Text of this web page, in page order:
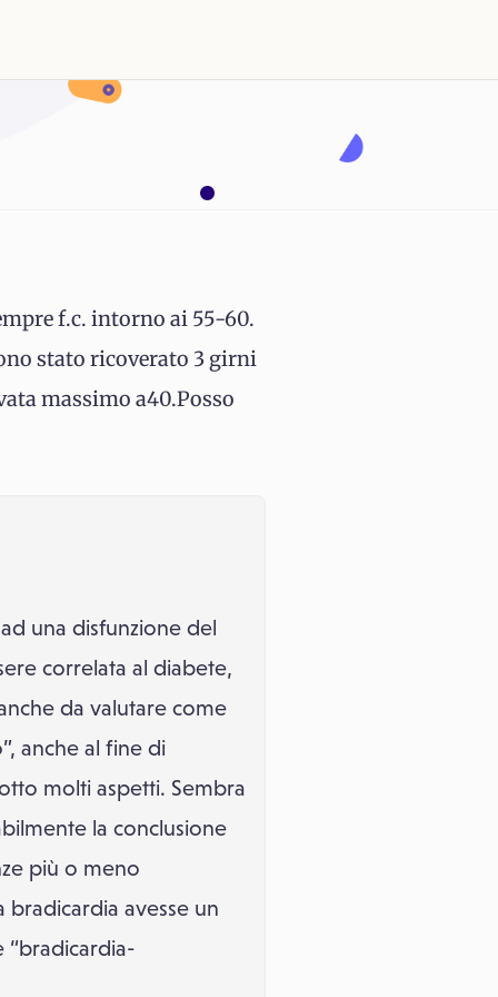
f.c. intorno ai 55-60.
stato ricoverato 3 girni
massimo a40.Posso
una disfunzione del
correlata al diabete,
da valutare come
anche al fine di
molti aspetti. Sembra
la conclusione
più o meno
bradicardia avesse un
“bradicardia-